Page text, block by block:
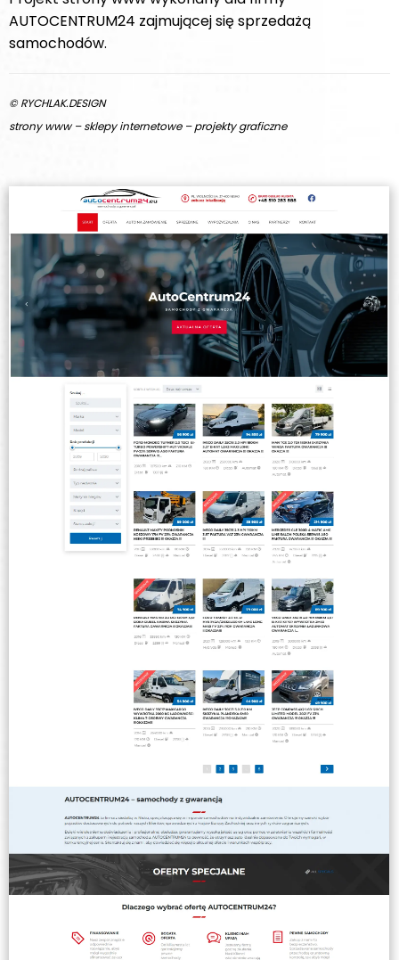
AUTOCENTRUM24 zajmującej się sprzedażą
samochodów.
© RYCHLAK.DESIGN
strony www – sklepy internetowe – projekty graficzne